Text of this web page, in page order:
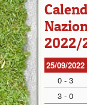
2022/
25/09/2022
0 - 3
3 - 0